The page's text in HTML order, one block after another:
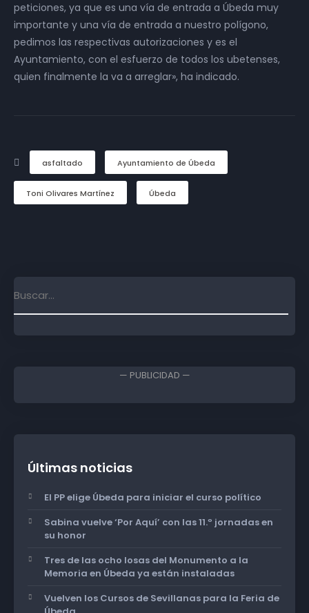
peticiones, ya que es una vía de entrada a Úbeda muy
importante y una vía de entrada a nuestro polígono,
pedimos las respectivas autorizaciones y es el
Ayuntamiento, con el esfuerzo de todos los ubetenses,
quien finalmente la va a arreglar», ha indicado.
asfaltado Ayuntamiento de Úbeda
Toni Olivares Martínez Úbeda
— PUBLICIDAD —
Últimas noticias
El PP elige Úbeda para iniciar el curso político
Sabina vuelve ‘Por Aquí’ con las 11.º jornadas en
su honor
Tres de las ocho losas del Monumento a la
Memoria en Úbeda ya están instaladas
Vuelven los Cursos de Sevillanas para la Feria de